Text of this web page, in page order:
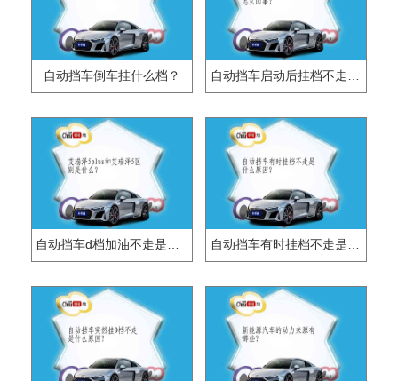
自动挡车倒车挂什么档？ 自动挡车启动后挂档不走怎么回事？